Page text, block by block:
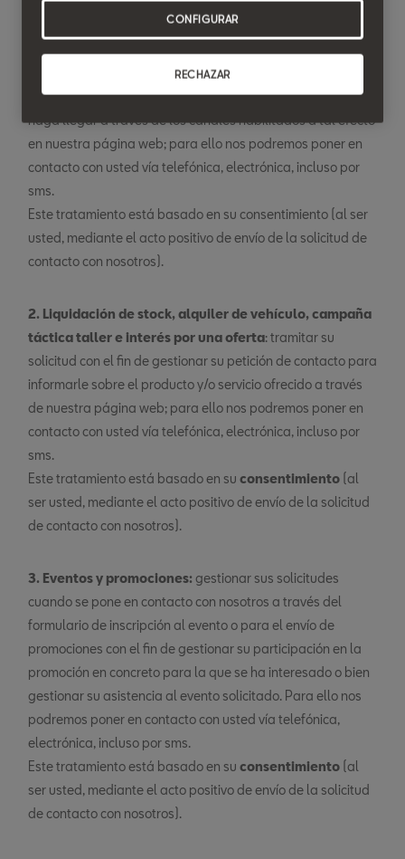
gestionar sus solicitudes cuando se pone en
del formulario “Atención al Cliente – Ponte en contacto con
nosotros”, con el fin de gestionar las consultas que nos
haga llegar a través de los canales habilitados a tal efecto
en nuestra página web; para ello nos podremos poner en
contacto con usted vía telefónica, electrónica, incluso por
sms.
Este tratamiento está basado en su consentimiento (al ser
usted, mediante el acto positivo de envío de la solicitud de
contacto con nosotros).
2. Liquidación de stock, alquiler de vehículo, campaña
táctica taller e interés por una oferta: tramitar su
solicitud con el fin de gestionar su petición de contacto para
informarle sobre el producto y/o servicio ofrecido a través
de nuestra página web; para ello nos podremos poner en
contacto con usted vía telefónica, electrónica, incluso por
sms.
Este tratamiento está basado en su consentimiento (al
ser usted, mediante el acto positivo de envío de la solicitud
de contacto con nosotros).
3. Eventos y promociones: gestionar sus solicitudes
cuando se pone en contacto con nosotros a través del
formulario de inscripción al evento o para el envío de
promociones con el fin de gestionar su participación en la
promoción en concreto para la que se ha interesado o bien
gestionar su asistencia al evento solicitado. Para ello nos
podremos poner en contacto con usted vía telefónica,
electrónica, incluso por sms.
Este tratamiento está basado en su consentimiento (al
ser usted, mediante el acto positivo de envío de la solicitud
de contacto con nosotros).
RECHAZAR
CONFIGURAR